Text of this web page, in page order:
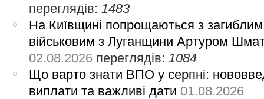
переглядів: 1483
На Київщині попрощаються з загиблим
військовим з Луганщини Артуром
02.08.2026 переглядів: 1084
Що варто знати ВПО у серпні:
виплати та важливі дати 01.08.2026